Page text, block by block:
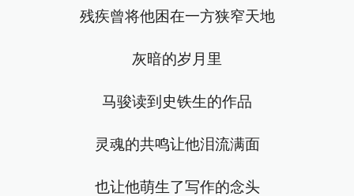
残疾曾将他困在一方狭窄天地
灰暗的岁月里
马骏读到史铁生的作品
灵魂的共鸣让他泪流满面
也让他萌生了写作的念头